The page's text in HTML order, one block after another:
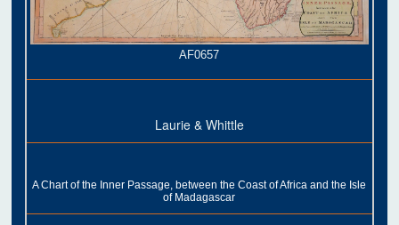
AF0657
Laurie & Whittle
A Chart of the Inner Passage, between the Coast of Africa and the Isle
of Madagascar